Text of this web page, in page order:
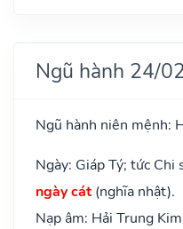
Ngũ hành 24/
Ngũ hành niên mệnh:
Ngày: Giáp Tý; tức Chi
ngày cát(nghĩa nhật).
Nạp âm: Hải Trung